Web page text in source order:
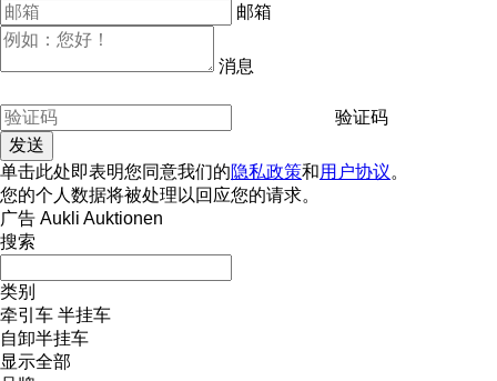
邮箱
消息
验证码
单击此处即表明您同意我们的隐私政策和用户协议。
您的个人数据将被处理以回应您的请求。
广告 Aukli Auktionen
搜索
类别
牵引车 半挂车
自卸半挂车
显示全部